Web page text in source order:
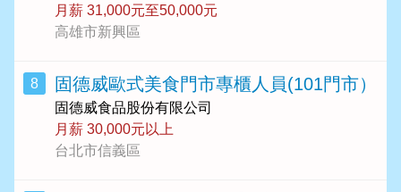
月薪 31,000元至50,000元
高雄市新興區
8 固德威歐式美食門市專櫃人員(101門市）
固德威食品股份有限公司
月薪 30,000元以上
台北市信義區